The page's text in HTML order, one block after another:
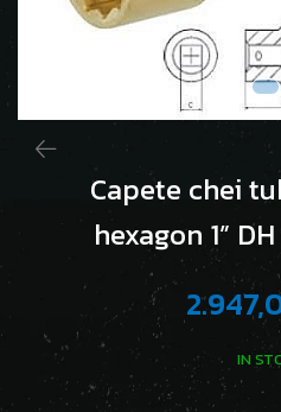
Capete chei
hexagon 1”
IN